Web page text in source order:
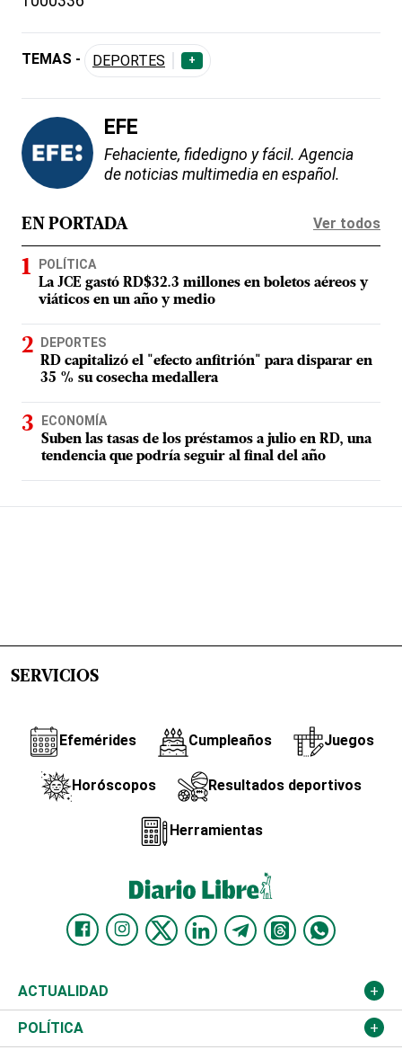
TEMAS - DEPORTES +
EFE
Fehaciente, fidedigno y fácil. Agencia
de noticias multimedia en español.
EN PORTADA Ver todos
POLÍTICA
La JCE gastó RD$32.3 millones en boletos aéreos y
viáticos en un año y medio
DEPORTES
RD capitalizó el "efecto anfitrión" para disparar en
35 % su cosecha medallera
ECONOMÍA
Suben las tasas de los préstamos a julio en RD, una
tendencia que podría seguir al final del año
SERVICIOS
Efemérides Cumpleaños Juegos
Horóscopos Resultados deportivos
Herramientas
ACTUALIDAD
Nacional
POLÍTICA